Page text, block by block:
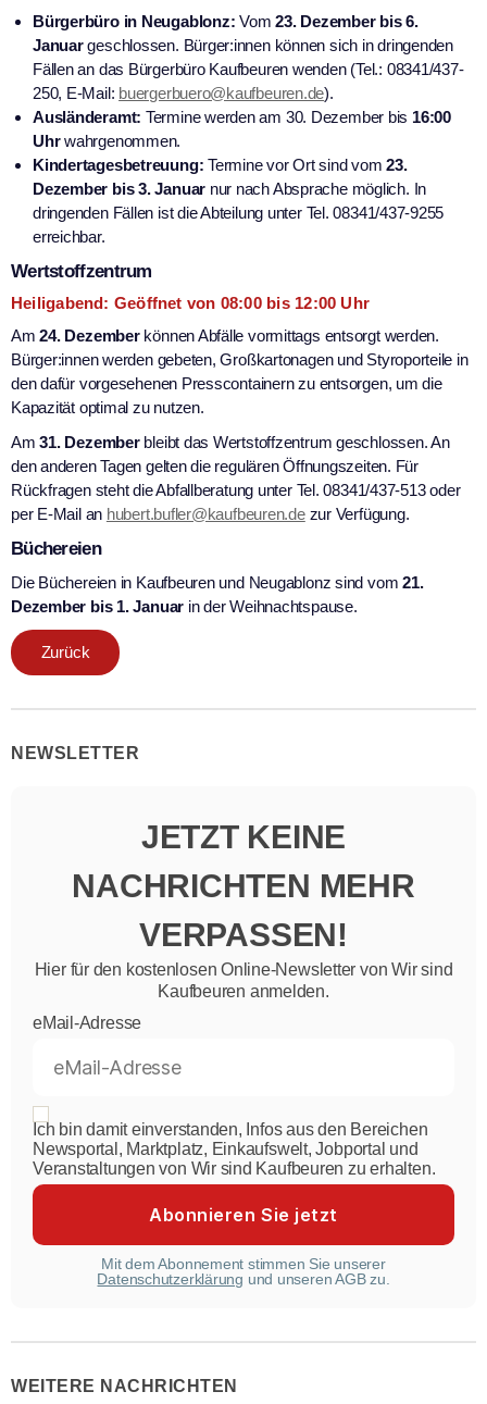
Bürgerbüro in Neugablonz: Vom23. Dezember bis 6.
Januargeschlossen. Bürger:innen können sich in dringenden
Fällen an das Bürgerbüro Kaufbeuren wenden (Tel.: 08341/437-
250, E-Mail: buergerbuero@kaufbeuren.de).
Ausländeramt: Termine werden am 30. Dezember bis 16:00
Uhrwahrgenommen.
Kindertagesbetreuung: Termine vor Ort sind vom23.
Dezember bis 3. Januar nur nach Absprache möglich. In
dringenden Fällen ist die Abteilung unter Tel. 08341/437-9255
erreichbar.
Wertstoffzentrum
Heiligabend: Geöffnet von 08:00 bis 12:00 Uhr
Am24. Dezemberkönnen Abfälle vormittags entsorgt werden.
Bürger:innen werden gebeten, Großkartonagen und Styroporteile in
den dafür vorgesehenen Presscontainern zu entsorgen, um die
Kapazität optimal zu nutzen.
Am31. Dezemberbleibt das Wertstoffzentrum geschlossen. An
den anderen Tagen gelten die regulären Öffnungszeiten. Für
Rückfragen steht die Abfallberatung unter Tel. 08341/437-513 oder
per E-Mail an hubert.bufler@kaufbeuren.dezur Verfügung.
Büchereien
Die Büchereien in Kaufbeuren und Neugablonz sind vom21.
Dezember bis 1. Januar in der Weihnachtspause.
Zurück
NEWSLETTER
JETZT KEINE
NACHRICHTEN MEHR
VERPASSEN!
Hier für den kostenlosen Online-Newsletter von Wir sind
Kaufbeuren anmelden.
eMail-Adresse
Ich bin damit einverstanden, Infos aus den Bereichen
Newsportal, Marktplatz, Einkaufswelt, Jobportal und
Veranstaltungen von Wir sind Kaufbeuren zu erhalten.
Mit dem Abonnement stimmen Sie unserer
Datenschutzerklärung und unseren AGB zu.
WEITERE NACHRICHTEN